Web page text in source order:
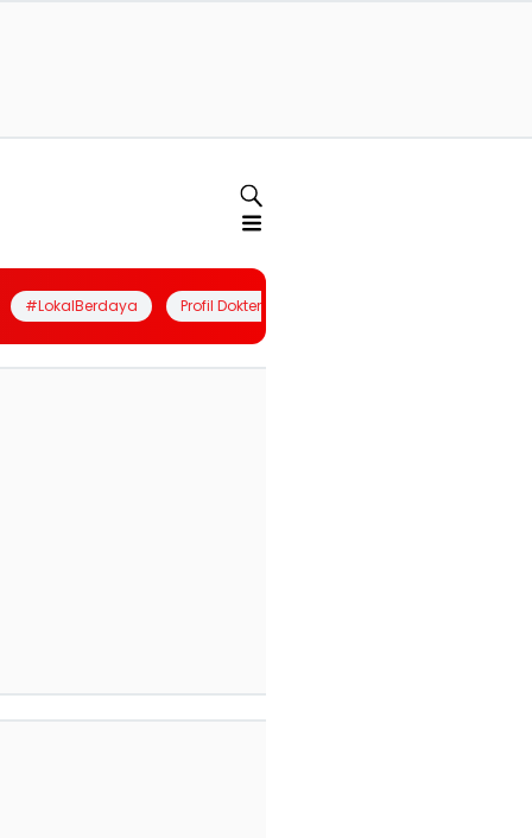
#LokalBerdaya Profil Dokter